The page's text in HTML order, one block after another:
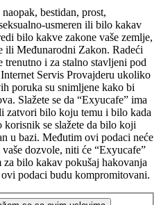
bestidan, prost,
usmeren ili bilo kakav
bilo kakve zakone vaše zemlje,
ili Međunarodni Zakon. Radeći
trenutno i za stalno stavljeni pod
Servis Provajderu ukoliko
poruka su snimljene kako bi
Slažete se da “Exyucafe” ima
zatvori bilo koju temu i bilo kada
korisnik se slažete da bilo koji
u bazi. Međutim ovi podaci neće
dozvole, niti će “Exyucafe”
bilo kakav pokušaj hakovanja
podaci budu kompromitovani.